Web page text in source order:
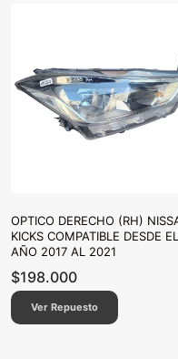
OPTICO DERECHO (RH)
KICKS COMPATIBLE DESDE EL
AÑO 2017 AL 2021
$198.000
Ver Repuesto